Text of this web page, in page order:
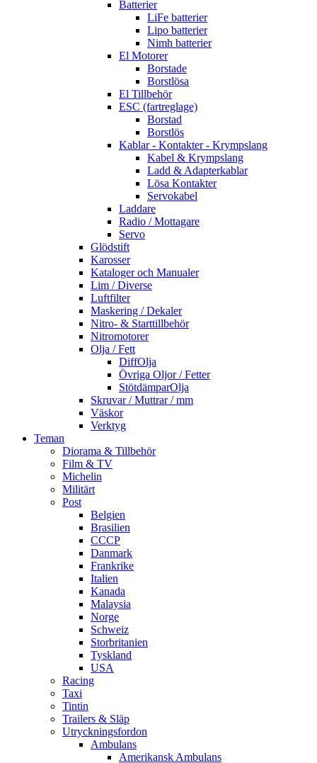
Batterier
LiFe batterier
Lipo batterier
Nimh batterier
El Motorer
Borstade
Borstlösa
El Tillbehör
ESC (fartreglage)
Borstad
Borstlös
Kablar - Kontakter - Krympslang
Kabel & Krympslang
Ladd & Adapterkablar
Lösa Kontakter
Servokabel
Laddare
Radio / Mottagare
Servo
Glödstift
Karosser
Kataloger och Manualer
Lim / Diverse
Luftfilter
Maskering / Dekaler
Nitro- & Starttillbehör
Nitromotorer
Olja / Fett
DiffOlja
Övriga Oljor / Fetter
StötdämparOlja
Skruvar / Muttrar / mm
Väskor
Verktyg
Teman
Diorama & Tillbehör
Film & TV
Michelin
Militärt
Post
Belgien
Brasilien
CCCP
Danmark
Frankrike
Italien
Kanada
Malaysia
Norge
Schweiz
Storbritanien
Tyskland
USA
Racing
Taxi
Tintin
Trailers & Släp
Utryckningsfordon
Ambulans
Amerikansk Ambulans